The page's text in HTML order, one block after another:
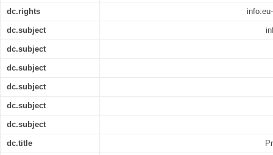
dc.rights
dc.subject
dc.subject
dc.subject
dc.subject
dc.subject
dc.subject
dc.title